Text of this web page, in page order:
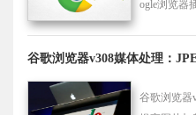
ogle浏览器
谷歌浏览器v308媒体处理：
谷歌浏览器